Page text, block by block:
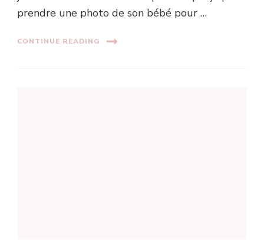
prendre une photo de son bébé pour …
CONTINUE READING